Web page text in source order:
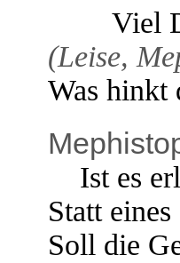
Viel
(Leise,
Was hinkt
Ist es
Statt
Soll die